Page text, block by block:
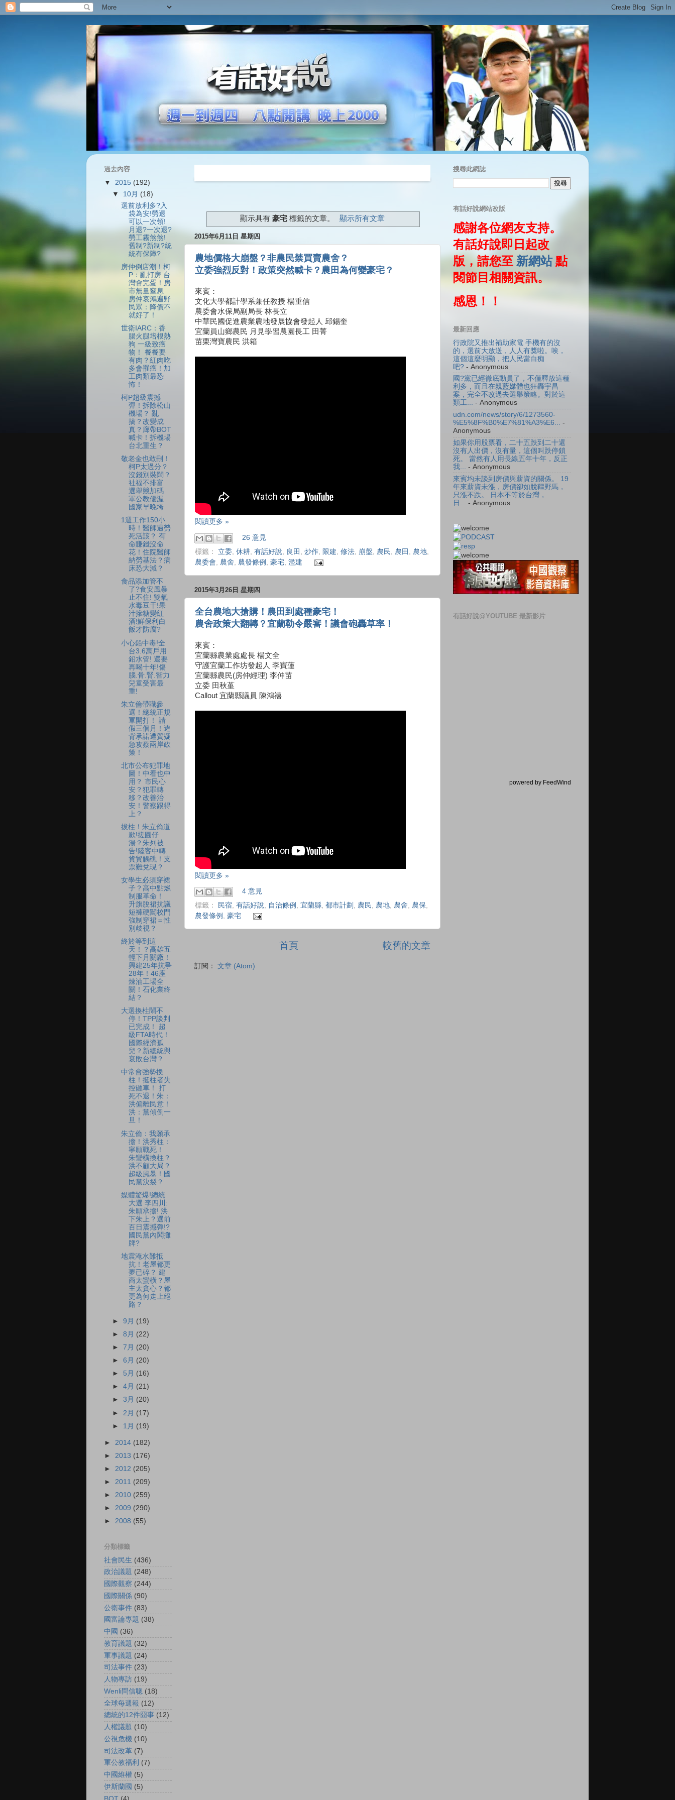
顯示具有豪宅 標籤的文章。 顯示所有文章
2015年6月11日 星期四
農地價格大崩盤？非農民禁買賣農舍？
立委強烈反對！政策突然喊卡？農田為何變豪宅？
來賓：
文化大學都計學系兼任教授 楊重信
農委會水保局副局長 林長立
中華民國促進農業農地發展協會發起人 邱錫奎
宜蘭員山鄉農民 月見學習農園長工 田菁
苗栗灣寶農民 洪箱
閱讀更多 »
26 意見
標籤： 立委 休耕 有話好說 良田 炒作 限建 修法 崩盤 農民 農田 農地
農委會
農舍 農發條例 豪宅 濫建
2015年3月26日 星期四
全台農地大搶購！農田到處種豪宅！
農舍政策大翻轉？宜蘭勒令嚴審！議會砲轟草率！
來賓：
宜蘭縣農業處處長 楊文全
守護宜蘭工作坊發起人 李寶蓮
宜蘭縣農民(房仲經理) 李仲苗
立委 田秋堇
Callout 宜蘭縣議員 陳鴻禧
閱讀更多 »
4 意見
標籤：
民宿, 有話好說, 自治條例 , 宜蘭縣, 都市計劃 , 農民, 農地, 農舍, 農保,
農發條例 , 豪宅
較舊的文章
首頁
訂閱： 文章 (Atom)
過去內容
▼ 2015 (192)
▼ 10月 (18)
選前放利多?入
袋為安!勞退
可以一次領!
月退?一次退?
勞工霧煞煞!
舊制?新制?統
統有保障?
房仲倒店潮！柯
P：亂打房 台
灣會完蛋！房
市無量窒息
房仲哀鴻遍野
民眾：降價不
就好了！
世衛IARC：香
腸火腿培根熱
狗 一級致癌
物！ 餐餐要
有肉？紅肉吃
多會罹癌！加
工肉類最恐
怖！
柯P超級震撼
彈！拆除松山
機場？ 亂
搞？改變成
真？廊帶BOT
喊卡！拆機場
台北重生？
敬老金也敢刪！
柯P太過分？
沒錢別裝闊？
社福不排富
選舉競加碼
軍公教優渥
國家早晚垮
1週工作150小
時！醫師過勞
死活該？ 有
命賺錢沒命
花！住院醫師
納勞基法？病
床恐大減？
食品添加管不
了?食安風暴
止不住! 雙氧
水毒豆干!果
汁摻糖變紅
酒!鮮保利白
飯才防腐?
小心鉛中毒!全
台3.6萬戶用
鉛水管! 還要
再喝十年!傷
腦.骨.腎.智力
兒童受害最
重!
朱立倫帶職參
選！總統正規
軍開打！ 請
假三個月！違
背承諾遭質疑
急攻蔡兩岸政
策！
北市公布犯罪地
圖！中看也中
用？ 市民心
安？犯罪轉
移？改善治
安！警察跟得
上？
拔柱！朱立倫道
歉!搓圓仔
湯？朱列被
告!陸客中轉.
貨貿觸礁！支
票難兌現？
女學生必須穿裙
子？高中點燃
制服革命！
升旗脫裙抗議
短褲硬闖校門
強制穿裙＝性
別歧視？
終於等到這
天！？高雄五
輕下月關廠！
興建25年抗爭
28年！46座
煉油工場全
關！石化業終
結？
大選換柱鬧不
停！TPP談判
已完成！ 超
級FTA時代！
國際經濟孤
兒？新總統與
衰敗台灣？
中常會強勢換
柱！挺柱者失
控砸車！ 打
死不退！朱：
洪偏離民意！
洪：黨傾倒一
旦！
朱立倫：我願承
擔！洪秀柱：
寧願戰死！
朱蠻橫換柱？
洪不顧大局？
超級風暴！國
民黨決裂？
媒體驚爆!總統
大選 李四川:
朱願承擔! 洪
下朱上？選前
百日震撼彈!?
國民黨內鬨攤
牌?
地震淹水難抵
抗！老屋都更
夢已碎？ 建
商太蠻橫？屋
主太貪心？都
更為何走上絕
路？
►9月 (19)
►8月 (22)
►7月 (20)
►6月 (20)
► 5月 (16)
►4月 (21)
►3月 (20)
► 2月 (17)
► 1月 (19)
► 2014 (182)
► 2013 (176)
► 2012 (205)
► 2011 (209)
► 2010 (259)
► 2009 (290)
► 2008 (55)
分類標籤
社會民生 (436)
政治議題 (248)
國際觀察 (244)
國際關係 (90)
公衛事件 (83)
國富論專題 (38)
中國 (36)
教育議題 (32)
軍事議題 (24)
司法事件 (23)
人物專訪 (19)
Wenli問信聰 (18)
全球每週報 (12)
總統的12件囧事 (12)
人權議題 (10)
公視危機 (10)
司法改革 (7)
軍公教福利 (7)
中國維權 (5)
伊斯蘭國 (5)
BOT (4)
搜尋此網誌
有話好說網站改版
感謝各位網友支持。
有話好說即日起改
版，請您至 新網站點
閱節目相關資訊。
感恩！！
最新回應
行政院又推出補助家電 手機有的沒
的，選前大放送，人人有獎啦。唉，
這個這麼明顯，把人民當白痴
吧? - Anonymous
國?黨已經徹底動員了，不僅釋放這種
利多，而且在親藍媒體也狂轟宇昌
案，完全不改過去選舉策略。對於這
類工... - Anonymous
udn.com/news/story/6/1273560-
%E5%8F%B0%E7%81%A3%E6... -
Anonymous
如果你用股票看，二十五跌到二十還
沒有人出價，沒有量，這個叫跌停鎖
死。 當然有人用長線五年十年，反正
我...
- Anonymous
來賓均未談到房價與薪資的關係。 19
年來薪資未漲，房價卻如脫韁野馬，
只漲不跌。 日本不等於台灣，
日...
- Anonymous
有話好說@YOUTUBE 最新影片
powered by FeedWind